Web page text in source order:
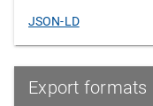
JSON-LD
Export formats